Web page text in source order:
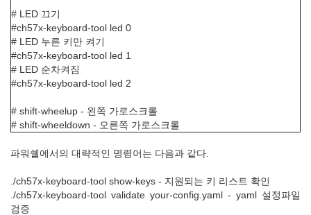
# LED 끄기
#ch57x-keyboard-tool led 0
# LED 누른 키만 켜기
#ch57x-keyboard-tool led 1
# LED 순차켜짐
#ch57x-keyboard-tool led 2
# shift-wheelup - 왼쪽 가로스크롤
# shift-wheeldown - 오른쪽 가로스크롤
파워쉘에서의 대략적인 명령어는 다음과 같다.
./ch57x-keyboard-tool show-keys - 지원되는 키 리스트 확인
./ch57x-keyboard-tool validate your-config.yaml - yaml 설정파일
검증